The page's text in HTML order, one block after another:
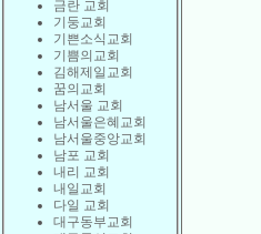
금란 교회
기둥교회
기쁜소식교회
기쁨의교회
김해제일교회
꿈의교회
남서울 교회
남서울은혜교회
남서울중앙교회
남포 교회
내리 교회
내일교회
다일 교회
대구동부교회